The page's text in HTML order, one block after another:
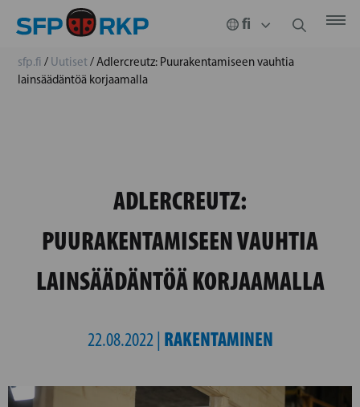
sfp.fi / Uutiset/Adlercreutz: Puurakentamiseen vauhtia
lainsäädäntöä korjaamalla
ADLERCREUTZ:
PUURAKENTAMISEEN VAUHTIA
LAINSÄÄDÄNTÖÄ KORJAAMALLA
22.08.2022 | RAKENTAMINEN